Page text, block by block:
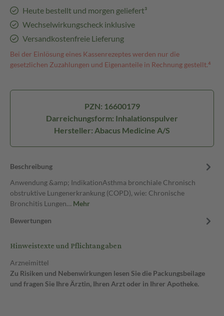
Heute bestellt und morgen geliefert³
Wechselwirkungscheck inklusive
Versandkostenfreie Lieferung
Bei der Einlösung eines Kassenrezeptes werden nur die
gesetzlichen Zuzahlungen und Eigenanteile in Rechnung gestellt.⁴
PZN: 16600179
Darreichungsform: Inhalationspulver
Hersteller: Abacus Medicine A/S
Beschreibung
Anwendung &amp; IndikationAsthma bronchiale Chronisch
obstruktive Lungenerkrankung (COPD), wie: Chronische
Bronchitis Lungen… Mehr
Bewertungen
Hinweistexte und Pflichtangaben
Arzneimittel
Zu Risiken und Nebenwirkungen lesen Sie die Packungsbeilage
und fragen Sie Ihre Ärztin, Ihren Arzt oder in Ihrer Apotheke.